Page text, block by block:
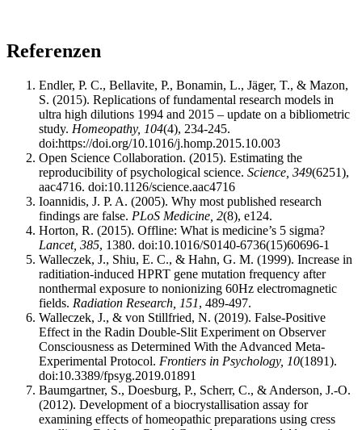
Referenzen
Endler, P. C., Bellavite, P., Bonamin, L., Jäger, T., & Mazon,
S. (2015). Replications of fundamental research models in
ultra high dilutions 1994 and 2015 – update on a bibliometric
study. Homeopathy, 104(4), 234-245.
doi:https://doi.org/10.1016/j.homp.2015.10.003
Open Science Collaboration. (2015). Estimating the
reproducibility of psychological science. Science, 349(6251),
aac4716. doi:10.1126/science.aac4716
Ioannidis, J. P. A. (2005). Why most published research
findings are false. PLoS Medicine, 2(8), e124.
Horton, R. (2015). Offline: What is medicine’s 5 sigma?
Lancet, 385, 1380. doi:10.1016/S0140-6736(15)60696-1
Walleczek, J., Shiu, E. C., & Hahn, G. M. (1999). Increase in
raditiation-induced HPRT gene mutation frequency after
nonthermal exposure to nonionizing 60Hz electromagnetic
fields. Radiation Research, 151, 489-497.
Walleczek, J., & von Stillfried, N. (2019). False-Positive
Effect in the Radin Double-Slit Experiment on Observer
Consciousness as Determined With the Advanced Meta-
Experimental Protocol. Frontiers in Psychology, 10(1891).
doi:10.3389/fpsyg.2019.01891
Baumgartner, S., Doesburg, P., Scherr, C., & Anderson, J.-O.
(2012). Development of a biocrystallisation assay for
examining effects of homeopathic preparations using cress